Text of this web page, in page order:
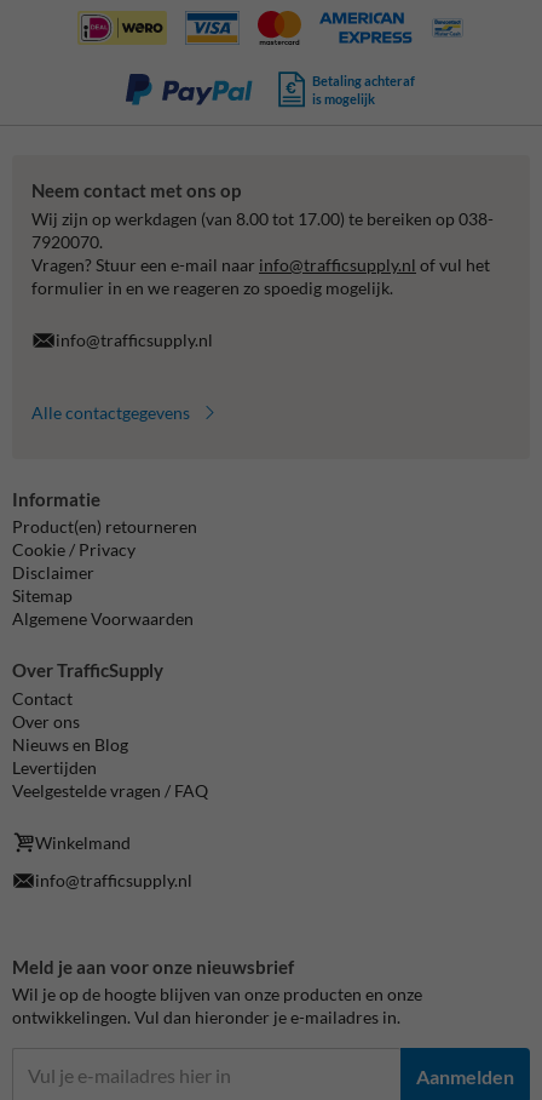
Betaling achteraf
is mogelijk
Neem contact met ons op
Wij zijn op werkdagen (van 8.00 tot 17.00) te bereiken op 038-
7920070.
Vragen? Stuur een e-mail naar info@trafficsupply.nl of vul het
formulier in en we reageren zo spoedig mogelijk.
info@trafficsupply.nl
Alle contactgegevens
Informatie
Product(en) retourneren
Cookie / Privacy
Disclaimer
Sitemap
Algemene Voorwaarden
Over TrafficSupply
Contact
Over ons
Nieuws en Blog
Levertijden
Veelgestelde vragen / FAQ
Winkelmand
info@trafficsupply.nl
Meld je aan voor onze nieuwsbrief
Wil je op de hoogte blijven van onze producten en onze
ontwikkelingen. Vul dan hieronder je e-mailadres in.
Aanmelden